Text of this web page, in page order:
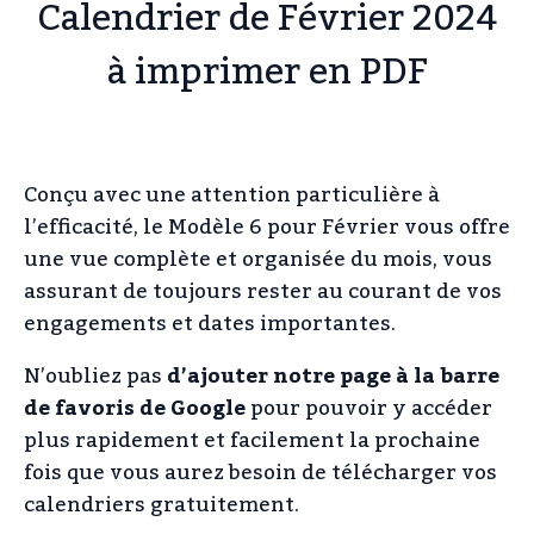
Calendrier de Février 2024
à imprimer en PDF
Conçu avec une attention particulière à
l’efficacité, le Modèle 6 pour Février vous offre
une vue complète et organisée du mois, vous
assurant de toujours rester au courant de vos
engagements et dates importantes.
N’oubliez pasd’ajouter notre page à la barre
de favoris de Googlepour pouvoir y accéder
plus rapidement et facilement la prochaine
fois que vous aurez besoin de télécharger vos
calendriers gratuitement.